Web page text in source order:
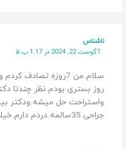
ناشناس
آگوست 22, 2024 در 1:17 ب.ظ
سلام.من 7روزه
روز بستری بودم.نظر چندتا
واستراحت حل میشه.ودکتر
جراحی.35سالمه.دردم دارم.خیلی سخته